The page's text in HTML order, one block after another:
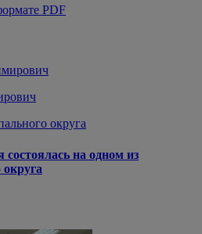
PDF
округа
на одном из